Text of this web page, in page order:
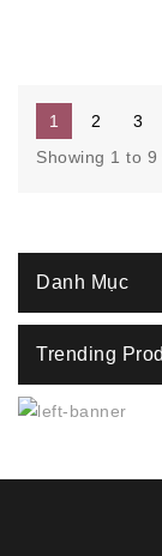
1 2 3
Showing 1 to
Danh Mục
Trending